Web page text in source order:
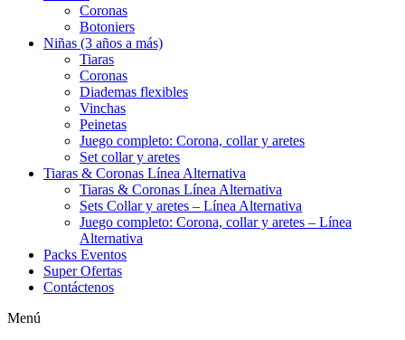
Coronas
Botoniers
Niñas (3 años a más)
Tiaras
Coronas
Diademas flexibles
Vinchas
Peinetas
Juego completo: Corona, collar y aretes
Set collar y aretes
Tiaras & Coronas Línea Alternativa
Tiaras & Coronas Línea Alternativa
Sets Collar y aretes – Línea Alternativa
Juego completo: Corona, collar y aretes – Línea
Alternativa
Packs Eventos
Super Ofertas
Contáctenos
Menú